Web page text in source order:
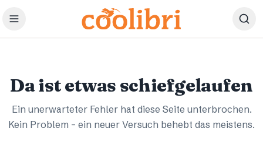
Zum Hauptinhalt springen
Da ist etwas schiefgelaufen
Ein unerwarteter Fehler hat diese Seite unterbrochen.
Kein Problem – ein neuer Versuch behebt das meistens.